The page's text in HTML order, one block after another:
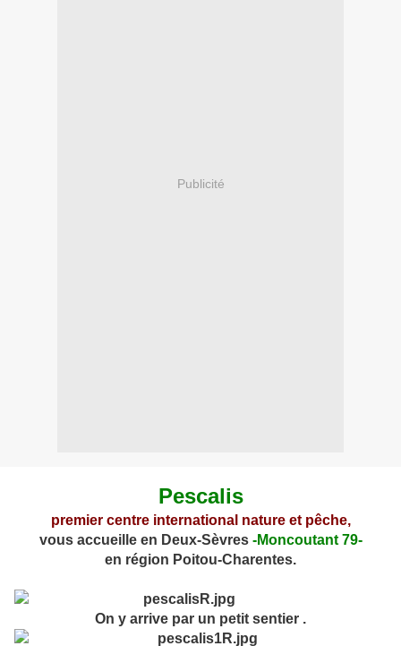
Publicité
Pescalis
premier centre international nature et pêche,
vous accueille en Deux-Sèvres -Moncoutant 79-
en région Poitou-Charentes.
On y arrive par un petit sentier .